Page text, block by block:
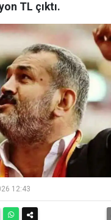
TL çıktı.
12:43